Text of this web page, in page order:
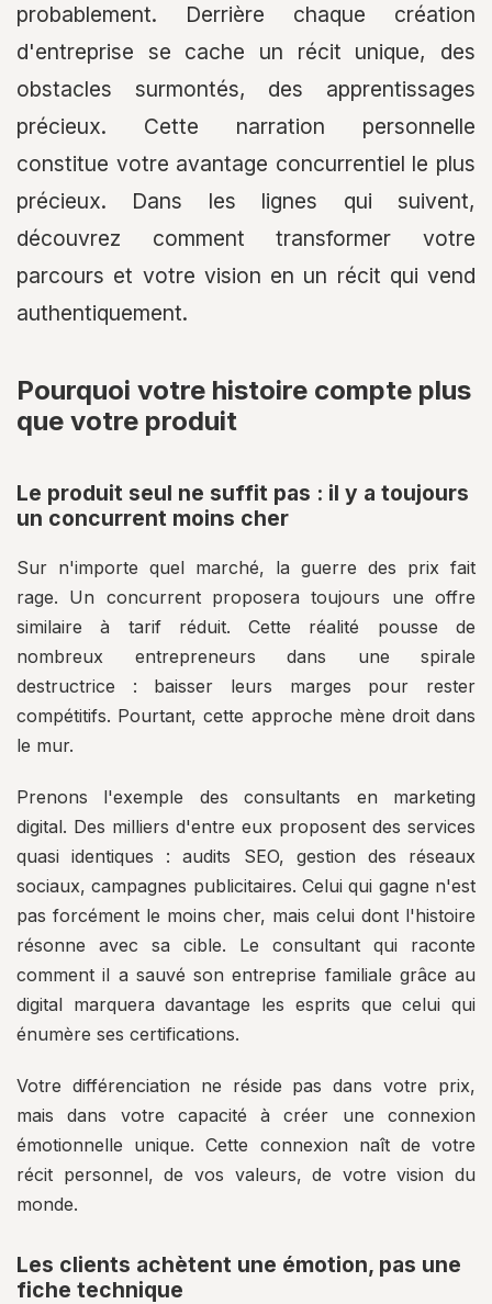
probablement. Derrière chaque création
d'entreprise se cache un récit unique, des
obstacles surmontés, des apprentissages
précieux. Cette narration personnelle
constitue votre avantage concurrentiel le plus
précieux. Dans les lignes qui suivent,
découvrez comment transformer votre
parcours et votre vision en un récit qui vend
authentiquement.
Pourquoi votre histoire compte plus
que votre produit
Le produit seul ne suffit pas : il y a toujours
un concurrent moins cher
Sur n'importe quel marché, la guerre des prix fait
rage. Un concurrent proposera toujours une offre
similaire à tarif réduit. Cette réalité pousse de
nombreux entrepreneurs dans une spirale
destructrice : baisser leurs marges pour rester
compétitifs. Pourtant, cette approche mène droit dans
le mur.
Prenons l'exemple des consultants en marketing
digital. Des milliers d'entre eux proposent des services
quasi identiques : audits SEO, gestion des réseaux
sociaux, campagnes publicitaires. Celui qui gagne n'est
pas forcément le moins cher, mais celui dont l'histoire
résonne avec sa cible. Le consultant qui raconte
comment il a sauvé son entreprise familiale grâce au
digital marquera davantage les esprits que celui qui
énumère ses certifications.
Votre différenciation ne réside pas dans votre prix,
mais dans votre capacité à créer une connexion
émotionnelle unique. Cette connexion naît de votre
récit personnel, de vos valeurs, de votre vision du
monde.
Les clients achètent une émotion, pas une
fiche technique